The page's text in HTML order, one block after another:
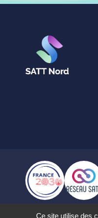
Ce site utilise des